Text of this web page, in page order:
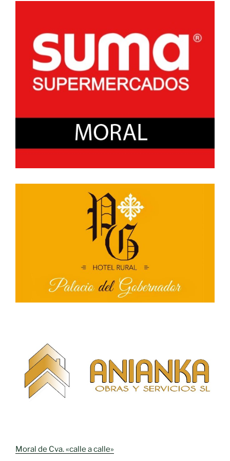
Moral de Cva. «calle a calle»